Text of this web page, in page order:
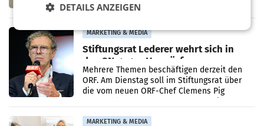
101.267 Fahrzeuge aus, womit sich das
verdoppelte (+102
MARKETING & MEDIA
Stiftungsrat Lederer wehrt sich in
den SN gegen Vorwürfe
Mehrere Themen beschäftigen derzeit den
ORF. Am Dienstag soll im Stiftungsrat über
die vom neuen ORF-Chef Clemens Pig
MARKETING & MEDIA
DETAILS ANZEIGEN